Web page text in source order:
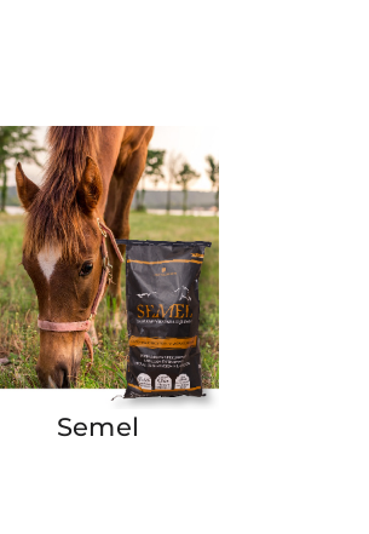
Semel